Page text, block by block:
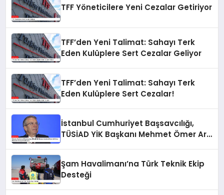
TFF Yöneticilere Yeni Cezalar Getiriyor
TFF’den Yeni Talimat: Sahayı Terk
Eden Kulüplere Sert Cezalar Geliyor
TFF’den Yeni Talimat: Sahayı Terk
Eden Kulüplere Sert Cezalar!
İstanbul Cumhuriyet Başsavcılığı,
TÜSİAD YİK Başkanı Mehmet Ömer Arif
Şam Havalimanı’na Türk Teknik Ekip
Desteği